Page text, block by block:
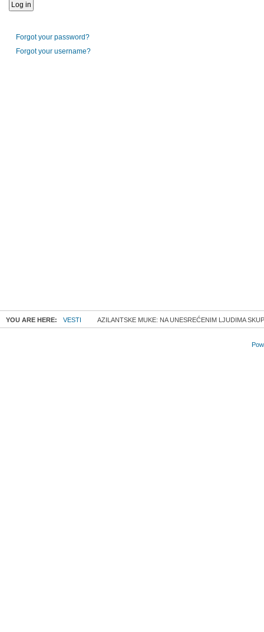
Forgot your password?
Forgot your username?
YOU ARE HERE: VESTI AZILANTSKE MUKE: NA UNESREĆENIM LJUDIMA